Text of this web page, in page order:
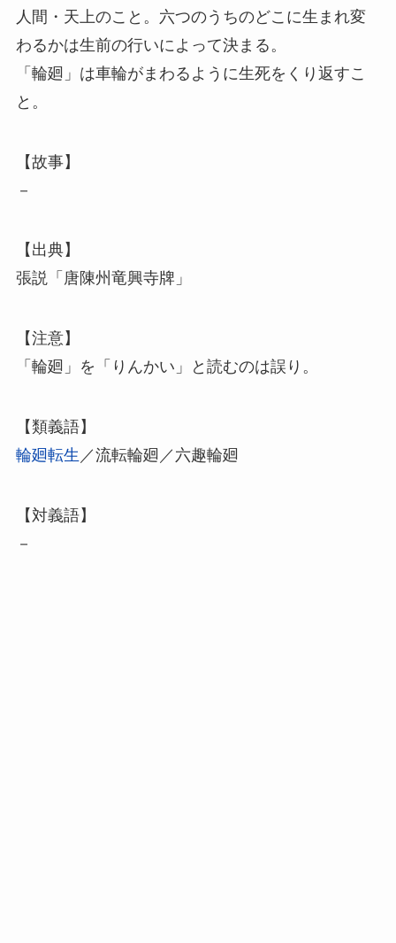
人間・天上のこと。六つのうちのどこに生まれ変
わるかは生前の行いによって決まる。
「輪廻」は車輪がまわるように生死をくり返すこ
と。
【故事】
－
【出典】
張説「唐陳州竜興寺牌」
【注意】
「輪廻」を「りんかい」と読むのは誤り。
【類義語】
輪廻転生 ／流転輪廻／六趣輪廻
【対義語】
－